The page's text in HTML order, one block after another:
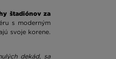
štadiónov za
s moderným
svoje korene.
dekád, sa